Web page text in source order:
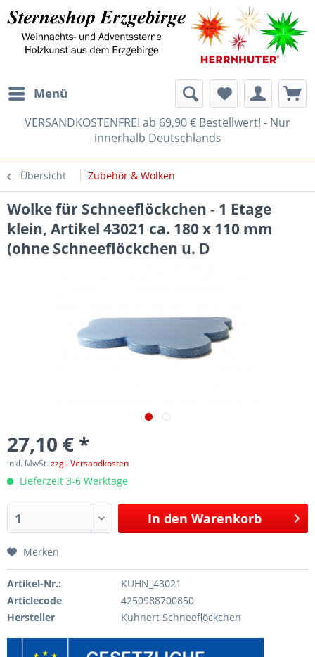
Menü
VERSANDKOSTENFREI ab 69,90 € Bestellwert! - Nur
innerhalb Deutschlands
Übersicht Zubehör & Wolken
Wolke für Schneeflöckchen - 1 Etage
klein, Artikel 43021 ca. 180 x 110 mm
(ohne Schneeflöckchen u. D
27,10 € *
inkl. MwSt.zzgl. Versandkosten
Lieferzeit 3-6 Werktage
In den Warenkorb
Merken
Artikel-Nr.:
KUHN_43021
Articlecode
4250988700850
Hersteller
Kuhnert Schneeflöckchen